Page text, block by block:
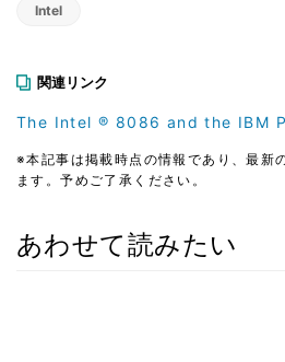
Intel
関連リンク
The Intel ® 8086 and the IBM
※本記事は掲載時点の情報であり、最新
ます。予めご了承ください。
あわせて読みたい